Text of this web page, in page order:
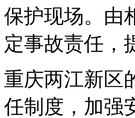
保护现场。由
定事故责任，
重庆两江新区
任制度，加强